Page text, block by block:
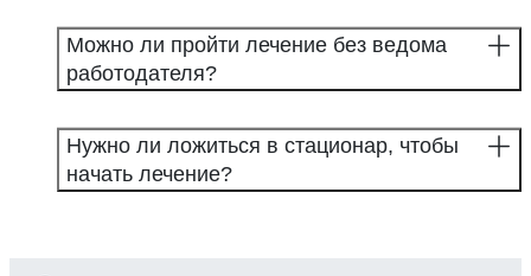
Можно ли пройти лечение без ведома
работодателя?
Нужно ли ложиться в стационар, чтобы
начать лечение?